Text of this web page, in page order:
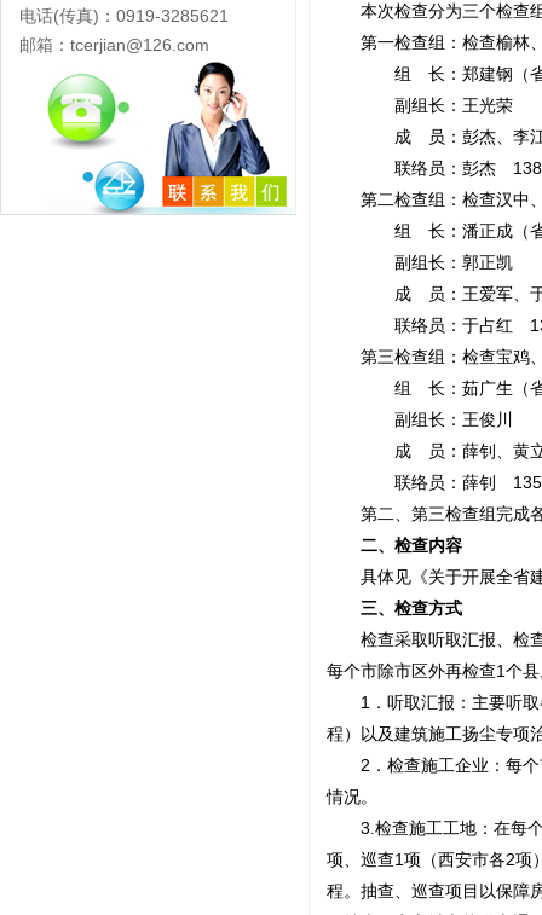
本次检查分为三个检查
第一检查组：检查榆林
组 长：郑建钢（省
副组长：王光荣
成 员：彭杰、李江
联络员：彭杰
第二检查组：检查汉中
组 长：潘正成（省住
副组长：郭正凯
成 员：王爱军、于
联络员：于占红
第三检查组：检查宝鸡、
组 长：茹广生（省
副组长：王俊川
成 员：薛钊、黄立刚
联络员：薛钊
第二、第三检查组完成各
二、检查内容
具体见《关于开展全省建
三、检查方式
检查采取听取汇报、检查
每个市除市区外再检查1个
1．听取汇报：主要听取
程）以及建筑施工扬尘专项
2．检查施工企业：每个
情况。
3.检查施工工地：在每个
项、巡查1项（西安市各2项
程。抽查、巡查项目以保障
电话(传真)：0919-3285621
邮箱：tcerjian@126.com